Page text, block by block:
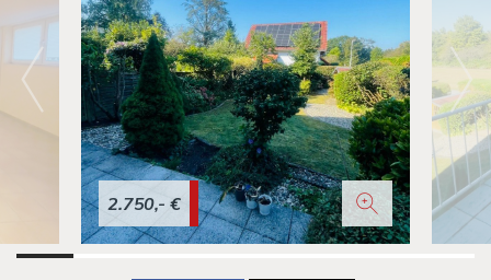
2.750,- €